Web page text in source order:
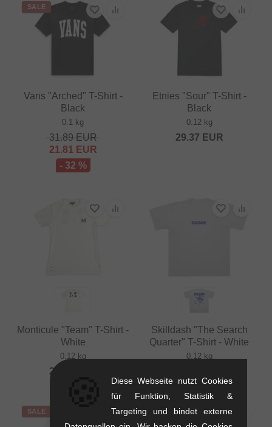
SALE
Vans "Arched" T-Shirt -
Black
0.1 kg
31.89EUR
21.81 EUR
- 32 %
Etnies "Sour" T-Shirt -
Black
0.12 kg
29.37 EUR
Monticule "Team" T-Shirt -
White
0.12 kg
25.17
Skilldash "The Search
Quarter" T-Shirt - White
0.12 kg
SALE SALE
Diese Webseite nutzt Cookies
für Funktion, Statistik &
Targeting und bindet externe